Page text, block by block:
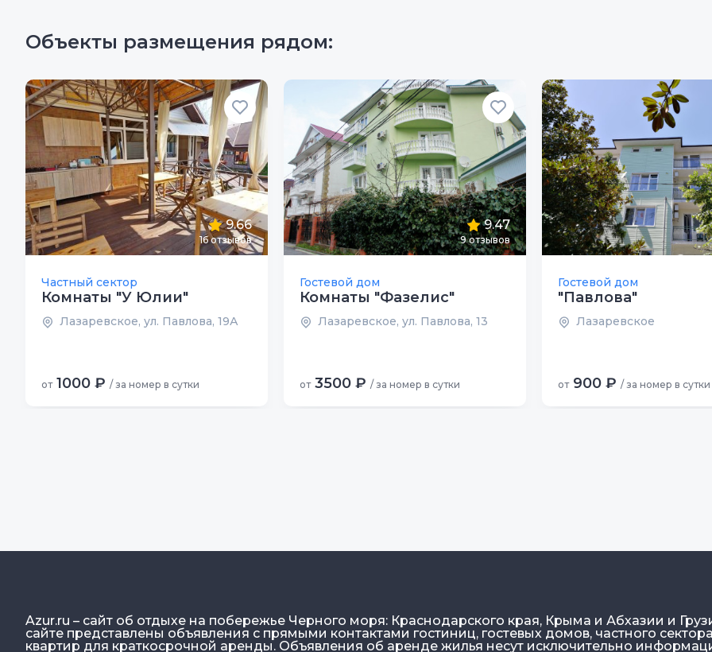
Объекты размещения рядом:
9.66
16отзывов
Частный сектор
Комнаты "У Юлии"
Лазаревское, ул. Павлова, 19А
от 1000 ₽ / за номер в сутки
9.47
9отзывов
Гостевой дом
Комнаты "Фазелис"
Лазаревское, ул. Павлова, 13
от 3500 ₽ / за номер в сутки
Гостевой дом
"Павлова"
Лазаревское
от 900 ₽ / за номер в сутки
Azur.ru – сайт об отдыхе на побережье Черного моря: Краснодарского края, Крыма и Абхазии и
сайте представлены объявления с прямыми контактами гостиниц, гостевых домов, частного
квартир для краткосрочной аренды. Объявления об аренде жилья несут исключительно